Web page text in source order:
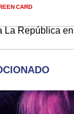
CARD
La República en